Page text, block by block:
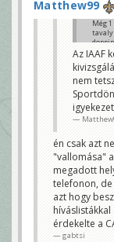
Matthew99
Még
Az IAAF
nem
én csak azt
"vallomása"
megadott
telefonon, de
azt hogy
érdekelte a
gabtsi